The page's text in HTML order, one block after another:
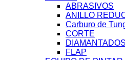
ABRASIVOS
ANILLO
Carburo de
CORTE
DIAMANTADOS
FLAP